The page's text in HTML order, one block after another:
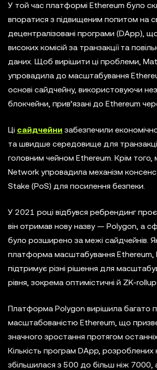
У той час платформі Ethereum було
впоратися з підвищеним попитом на
децентралізовані програми (DApp),
високих комісій за транзакції та
даних. Щоб вирішити ці проблеми,
упровадила до масштабування
основі сайдчейну, використовуючи
блокчейни, прив’язані до Ethereum
Ці сайдчейни забезпечили
та швидше середовище для
головним чейном Ethereum. Крім
Network упровадила механізм
Stake (PoS) для посилення безпеки.
У 2021 році відбувся ребрендинг
він отримав нову назву — Polygon, а
було розширено за межі сайдчейнів.
платформа масштабування Ethereum,
підтримує різні рішення для
рівня, зокрема оптимістичні й ZK-
Платформа Polygon вирішила багато
масштабованістю Ethereum, що
значного зростання протягом останніх
Кількість програм DApp, розроблених
збільшилася з 500 до більш ніж 7000, а